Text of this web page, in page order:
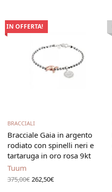
IN OFFERTA!
BRACCIALI
Bracciale Gaia in argento
rodiato con spinelli neri e
tartaruga in oro rosa 9kt
Tuum
375,00€ Il prezzo
originale
262,50€Il